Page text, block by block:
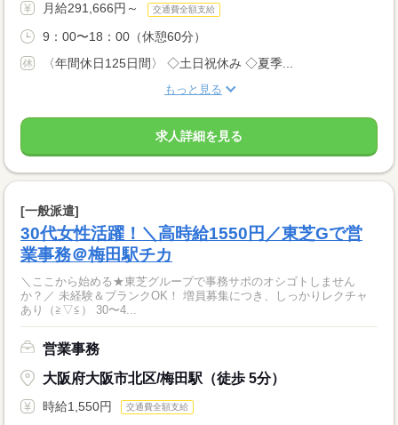
月給291,666円～ 交通費全額支給
9：00〜18：00（休憩60分）
〈年間休日125日間〉 ◇土日祝休み ◇夏季...
もっと見る
求人詳細を見る
[一般派遣]
30代女性活躍！＼高時給1550円／東芝Gで営
業事務＠梅田駅チカ
＼ここから始める★東芝グループで事務サポのオシゴトしません
か？／ 未経験＆ブランクOK！ 増員募集につき、しっかりレクチャ
あり（≧▽≦） 30〜4...
営業事務
大阪府大阪市北区/梅田駅（徒歩 5分）
時給1,550円 交通費全額支給